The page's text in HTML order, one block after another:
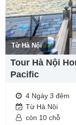
Từ Hà Nội
Tour Hà Nội
Pacific
4 Ngày 3 đêm
Từ Hà Nội
còn 10 chỗ